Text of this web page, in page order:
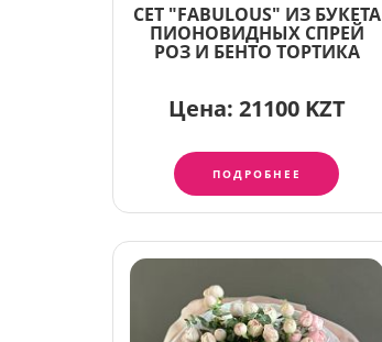
СЕТ "FABULOUS" ИЗ БУКЕТА
ПИОНОВИДНЫХ СПРЕЙ
РОЗ И БЕНТО ТОРТИКА
Цена: 21100 KZT
ПОДРОБНЕЕ